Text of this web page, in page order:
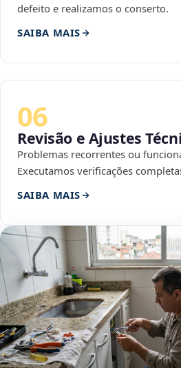
defeito e realizamos o conserto.
SAIBA MAIS
06
Revisão e Ajustes
Problemas recorrentes ou
Executamos verificações
SAIBA MAIS